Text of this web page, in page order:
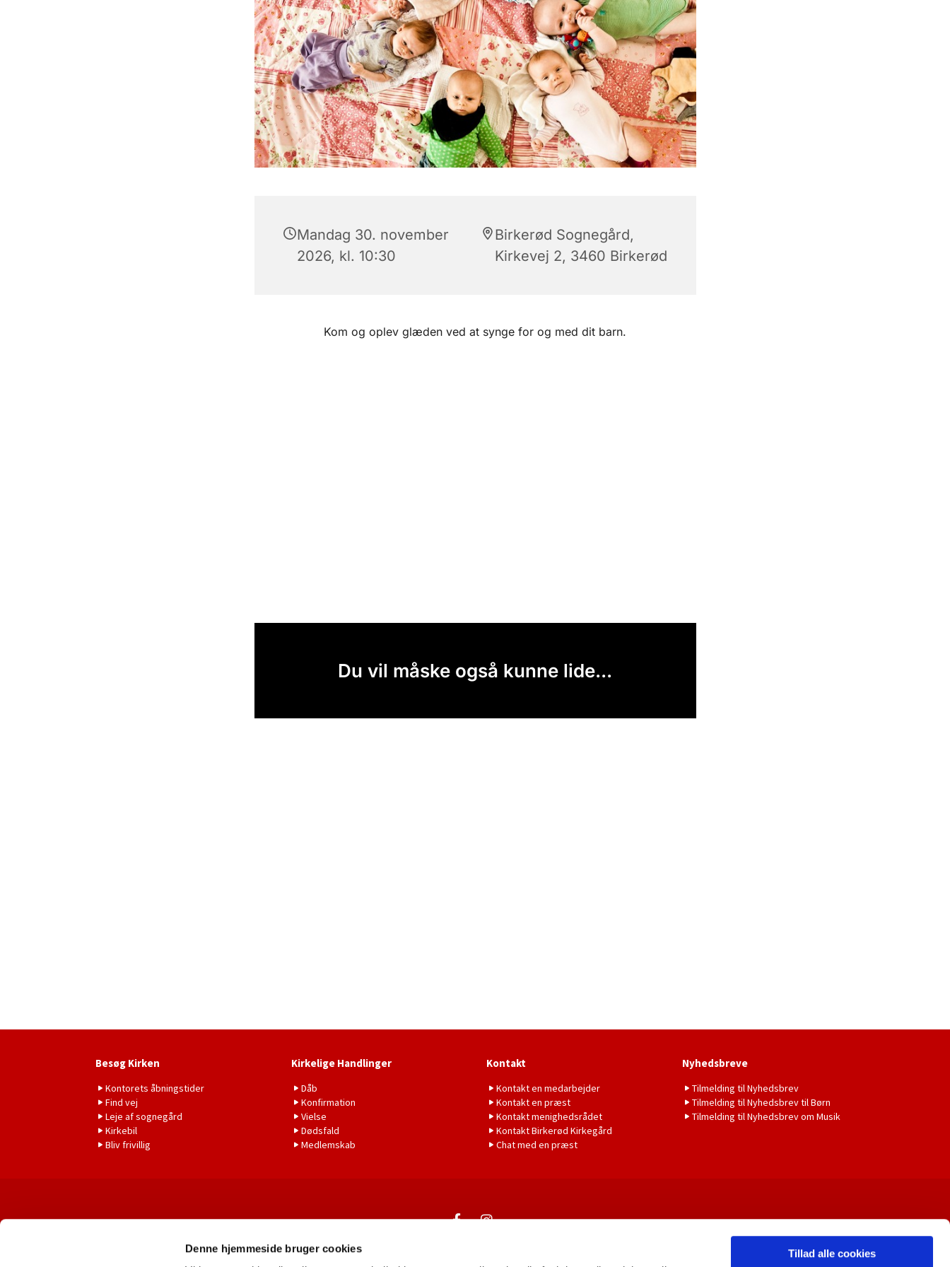
Denne hjemmeside bruger cookies
Tillad alle cookies
Mandag 30. november
2026, kl. 10:30
Birkerød Sognegård,
Kirkevej 2, 3460 Birkerød
Kom og oplev glæden ved at synge for og med dit barn.
Du vil måske også kunne lide...
Besøg Kirken
Kontorets åbningstider
Find vej
Leje af sognegård
Kirkebil
Bliv frivillig
Kirkelige Handlinger
Dåb
Konfirmation
Vielse
Dødsfald
Medlemskab
Kontakt
Kontakt en medarbejder
Kontakt en præst
Kontakt menighedsrådet
Kontakt Birkerød Kirkegård
Chat med en præst
Nyhedsbreve
Tilmelding til Nyhedsbrev
Tilmelding til Nyhedsbrev til Børn
Tilmelding til Nyhedsbrev om Musik